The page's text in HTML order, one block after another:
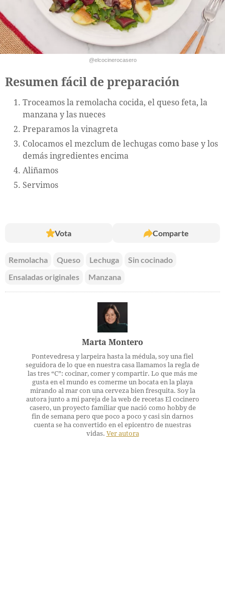
@elcocinerocasero
Resumen fácil de preparación
Troceamos la remolacha cocida, el queso feta, la
manzana y las nueces
Preparamos la vinagreta
Colocamos el mezclum de lechugas como base y los
demás ingredientes encima
Aliñamos
Servimos
Vota Comparte
Remolacha Queso Lechuga
Sin cocinado
Ensaladas originales
Manzana
Marta Montero
Pontevedresa y larpeira hasta la médula, soy una fiel
seguidora de lo que en nuestra casa llamamos la regla de
las tres “C”: cocinar, comer y compartir. Lo que más me
gusta en el mundo es comerme un bocata en la playa
mirando al mar con una cerveza bien fresquita. Soy la
autora junto a mi pareja de la web de recetas El cocinero
casero, un proyecto familiar que nació como hobby de
fin de semana pero que poco a poco y casi sin darnos
cuenta se ha convertido en el epicentro de nuestras
vidas. Ver autora